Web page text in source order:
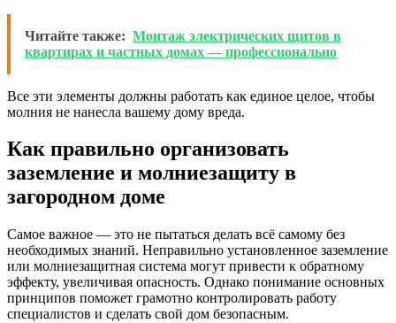
Читайте также: Монтаж электрических щитов в
квартирах и частных домах — профессионально
Все эти элементы должны работать как единое целое, чтобы
молния не нанесла вашему дому вреда.
Как правильно организовать
заземление и молниезащиту в
загородном доме
Самое важное — это не пытаться делать всё самому без
необходимых знаний. Неправильно установленное заземление
или молниезащитная система могут привести к обратному
эффекту, увеличивая опасность. Однако понимание основных
принципов поможет грамотно контролировать работу
специалистов и сделать свой дом безопасным.